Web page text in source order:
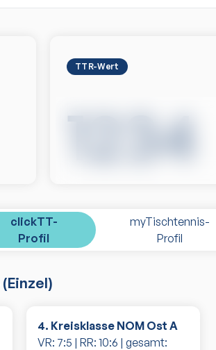
TTR-Wert
1234
clickTT-
Profil
myTischtennis-
Profil
(Einzel)
4. Kreisklasse NOM Ost A
VR: 7:5 | RR: 10:6 | gesamt: